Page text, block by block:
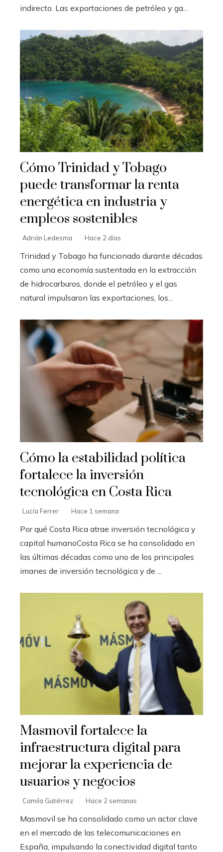
indirecto. Las exportaciones de petróleo y ga...
Cómo Trinidad y Tobago
puede transformar la renta
energética en industria y
empleos sostenibles
Adrián Ledesma Hace 2 días
Trinidad y Tobago ha funcionado durante décadas
como una economía sustentada en la extracción
de hidrocarburos, donde el petróleo y el gas
natural impulsaron las exportaciones, los...
Cómo la estabilidad política
fortalece la inversión
tecnológica en Costa Rica
Lucía Ferrer Hace 1 semana
Por qué Costa Rica atrae inversión tecnológica y
capital humanoCosta Rica se ha consolidado en
las últimas décadas como uno de los principales
imanes de inversión tecnológica y de ...
Masmovil fortalece la
infraestructura digital para
mejorar la experiencia de
usuarios y negocios
Camila Gutiérrez Hace 2 semanas
Masmovil se ha consolidado como un actor clave
en el mercado de las telecomunicaciones en
España, impulsando la conectividad digital tanto